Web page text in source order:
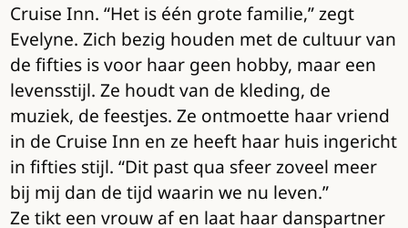
Cruise Inn. “Het is één grote familie,” zegt
Evelyne. Zich bezig houden met de cultuur van
de fifties is voor haar geen hobby, maar een
levensstijl. Ze houdt van de kleding, de
muziek, de feestjes. Ze ontmoette haar vriend
in de Cruise Inn en ze heeft haar huis ingericht
in fifties stijl. “Dit past qua sfeer zoveel meer
bij mij dan de tijd waarin we nu leven.”
Ze tikt een vrouw af en laat haar danspartner